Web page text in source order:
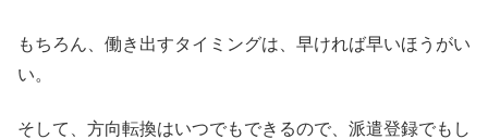
もちろん、働き出すタイミングは、早ければ早いほうがい
い。
そして、方向転換はいつでもできるので、派遣登録でもし